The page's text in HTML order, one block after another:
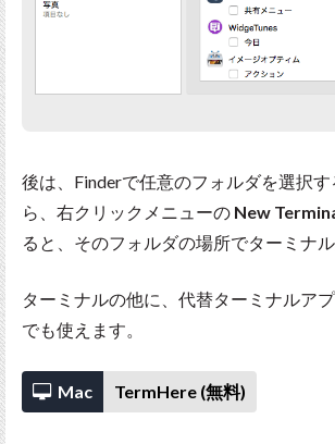
後は、Finderで任意のフォルダを選択
ら、右クリックメニューの New
ると、そのフォルダの場所でターミナル
ターミナルの他に、代替ターミナルア
でも使えます。
Mac TermHere (無料)